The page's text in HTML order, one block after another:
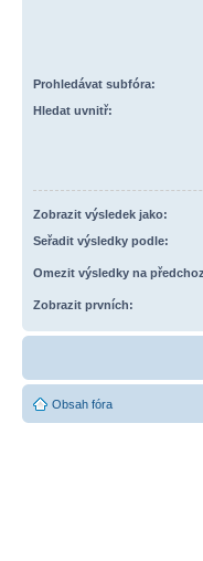
Prohledávat subfóra:
Hledat uvnitř:
Zobrazit výsledek jako:
Seřadit výsledky podle:
Omezit výsledky na
Zobrazit prvních:
Obsah fóra